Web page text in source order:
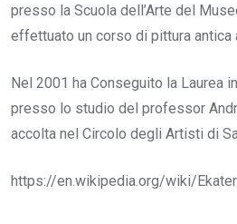
presso la Scuola dell’Arte del
effettuato un corso di pittura antica
Nel 2001 ha Conseguito la Laurea
presso lo studio del professor
accolta nel Circolo degli Artisti di
https://en.wikipedia.org/wiki/